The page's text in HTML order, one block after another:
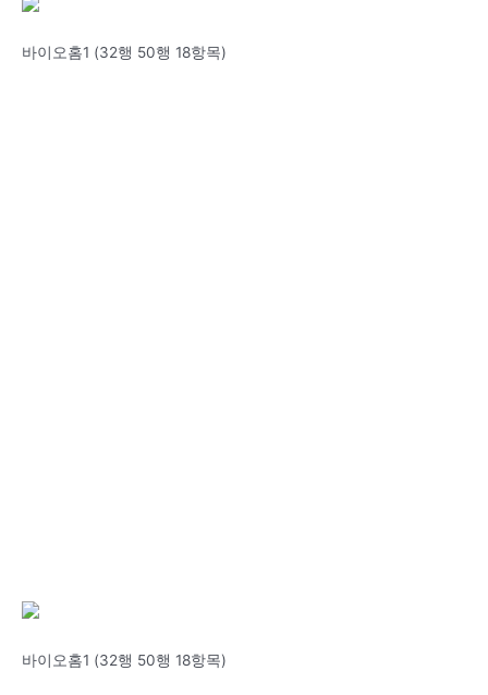
바이오홈1 (32행 50행 18항목)
바이오홈1 (32행 50행 18항목)